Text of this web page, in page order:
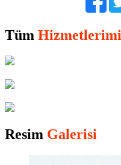
Tüm
Resim Galerisi